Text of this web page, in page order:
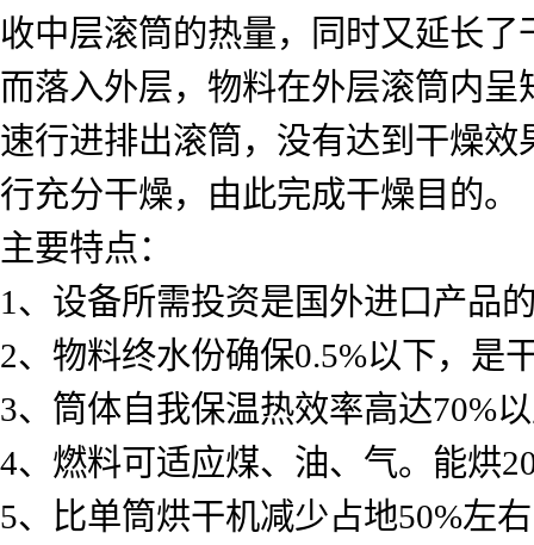
收中层滚筒的热量，同时又延长
而落入外层，物料在外层滚筒内
速行进排出滚筒，没有达到干燥
行充分干燥，由此完成干燥目的。
主要特点：
1、设备所需投资是国外进口产品
2、物料终水份确保0.5%以下，是
3、筒体自我保温热效率高达70%
4、燃料可适应煤、油、气。能烘
5、比单筒烘干机减少占地50%左